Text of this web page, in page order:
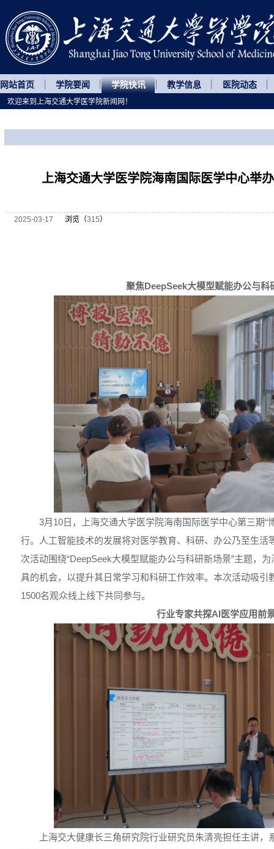
网站首页 学院要闻 学院快讯 教学信息 医院动态
上海交通大学医学院海南国际医学中心举
2025-03-17 浏览（315）
聚焦DeepSeek大模型赋能办公与科
3月10日，上海交通大学医学院海南国际医学中心第三期“
行。人工智能技术的发展将对医学教育、科研、办公乃至生活
次活动围绕“DeepSeek大模型赋能办公与科研新场景”主题，
具的机会，以提升其日常学习和科研工作效率。本次活动吸引
1500名观众线上线下共同参与。
行业专家共探AI医学应用前
上海交大健康长三角研究院行业研究员朱清亮担任主讲，
欢迎来到上海交通大学医学院新闻网！